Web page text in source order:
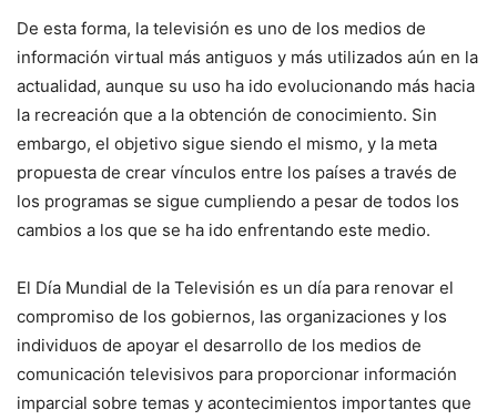
De esta forma, la televisión es uno de los medios de
información virtual más antiguos y más utilizados aún en la
actualidad, aunque su uso ha ido evolucionando más hacia
la recreación que a la obtención de conocimiento. Sin
embargo, el objetivo sigue siendo el mismo, y la meta
propuesta de crear vínculos entre los países a través de
los programas se sigue cumpliendo a pesar de todos los
cambios a los que se ha ido enfrentando este medio.
El Día Mundial de la Televisión es un día para renovar el
compromiso de los gobiernos, las organizaciones y los
individuos de apoyar el desarrollo de los medios de
comunicación televisivos para proporcionar información
imparcial sobre temas y acontecimientos importantes que